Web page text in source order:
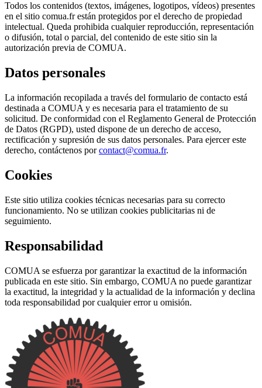
Todos los contenidos (textos, imágenes, logotipos, vídeos) presentes
en el sitio comua.fr están protegidos por el derecho de propiedad
intelectual. Queda prohibida cualquier reproducción, representación
o difusión, total o parcial, del contenido de este sitio sin la
autorización previa de COMUA.
Datos personales
La información recopilada a través del formulario de contacto está
destinada a COMUA y es necesaria para el tratamiento de su
solicitud. De conformidad con el Reglamento General de Protección
de Datos (RGPD), usted dispone de un derecho de acceso,
rectificación y supresión de sus datos personales. Para ejercer este
derecho, contáctenos porcontact@comua.fr.
Cookies
Este sitio utiliza cookies técnicas necesarias para su correcto
funcionamiento. No se utilizan cookies publicitarias ni de
seguimiento.
Responsabilidad
COMUA se esfuerza por garantizar la exactitud de la información
publicada en este sitio. Sin embargo, COMUA no puede garantizar
la exactitud, la integridad y la actualidad de la información y declina
toda responsabilidad por cualquier error u omisión.